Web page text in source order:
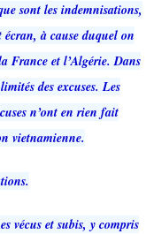
sont les indemnisations,
à cause duquel on
France et l’Algérie. Dans
des excuses. Les
n’ont en rien fait
vietnamienne.
vécus et subis, y compris